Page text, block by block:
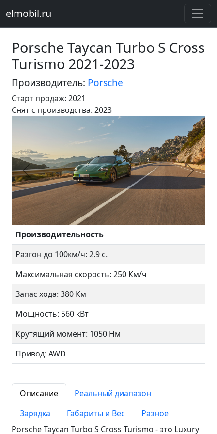
elmobil.ru
Porsche Taycan Turbo S Cross
Turismo 2021-2023
Производитель: Porsche
Старт продаж: 2021
Cнят с производства: 2023
Предыдущий
Производительность
Разгон до 100км/ч: 2.9 с.
Максимальная скорость: 250 Км/ч
Запас хода: 380 Км
Мощность: 560 кВт
Крутящий момент: 1050 Нм
Привод: AWD
Описание
Реальный диапазон
Зарядка
Габариты и Вес
Разное
Porsche Taycan Turbo S Cross Turismo - это Luxury